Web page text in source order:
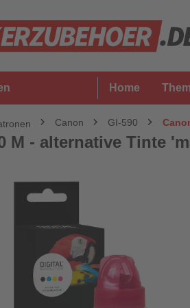
Home
Canon GI-590
M - alternative Tinte